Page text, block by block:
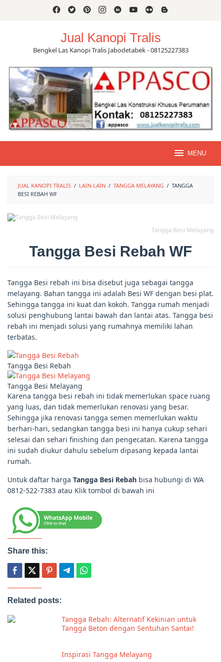
Jual Kanopi Tralis
Bengkel Las Kanopi Tralis Jabodetabek - 08125227383
MENU
JUAL KANOPI TRALIS / LAIN-LAIN / TANGGA MELAYANG / TANGGA
BESI REBAH WF
Tangga Besi Melayang
Tangga Besi Rebah WF
Tangga Besi rebah ini bisa disebut juga sebagai tangga
melayang. Bahan tangga ini adalah Besi WF dengan besi plat.
Sehingga tangga ini kuat dan kokoh. Tangga rumah menjadi
solusi penghubung lantai bawah dan lantai atas. Tangga besi
rebah ini menjadi solusi yang rumahnya memiliki lahan
terbatas.
Tangga Besi Rebah
Tangga Besi Melayang
Karena tangga besi rebah ini tidak memerlukan space ruang
yang luas, dan tidak memerlukan renovasi yang besar.
Sehingga jika renovasi tangga semen memerlukan waktu
berhari-hari, sedangkan tangga besi ini hanya cukup sehari
selesai dan sehari finishing dan pengecatan. Karena tangga
ini sudah diukur dahulu sebelum dipasang kepada lantai
rumah.
Untuk daftar harga Tangga Besi Rebah bisa hubungi di WA
0812-522-7383 atau Klik tombol di bawah ini
Share this:
Related posts:
Tangga Rebah: Alternatif Kekinian untuk
Tangga Beton dengan Sentuhan Santai!
Inspirasi Tangga Melayang